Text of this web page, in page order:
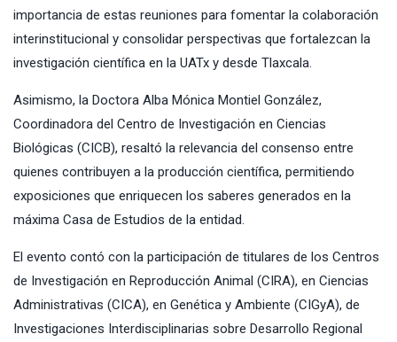
importancia de estas reuniones para fomentar la colaboración
interinstitucional y consolidar perspectivas que fortalezcan la
investigación científica en la UATx y desde Tlaxcala.
Asimismo, la Doctora Alba Mónica Montiel González,
Coordinadora del Centro de Investigación en Ciencias
Biológicas (CICB), resaltó la relevancia del consenso entre
quienes contribuyen a la producción científica, permitiendo
exposiciones que enriquecen los saberes generados en la
máxima Casa de Estudios de la entidad.
El evento contó con la participación de titulares de los Centros
de Investigación en Reproducción Animal (CIRA), en Ciencias
Administrativas (CICA), en Genética y Ambiente (CIGyA), de
Investigaciones Interdisciplinarias sobre Desarrollo Regional